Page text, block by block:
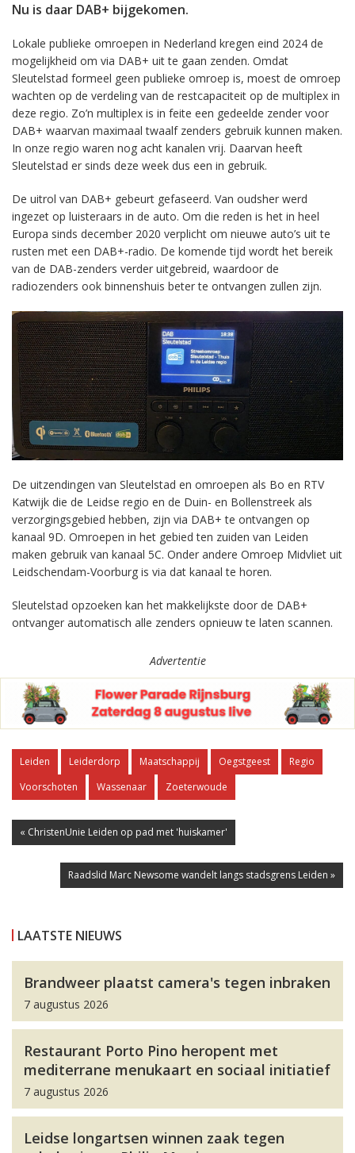
Nu is daar DAB+ bijgekomen.
Lokale publieke omroepen in Nederland kregen eind 2024 de
mogelijkheid om via DAB+ uit te gaan zenden. Omdat
Sleutelstad formeel geen publieke omroep is, moest de omroep
wachten op de verdeling van de restcapaciteit op de multiplex in
deze regio. Zo’n multiplex is in feite een gedeelde zender voor
DAB+ waarvan maximaal twaalf zenders gebruik kunnen maken.
In onze regio waren nog acht kanalen vrij. Daarvan heeft
Sleutelstad er sinds deze week dus een in gebruik.
De uitrol van DAB+ gebeurt gefaseerd. Van oudsher werd
ingezet op luisteraars in de auto. Om die reden is het in heel
Europa sinds december 2020 verplicht om nieuwe auto’s uit te
rusten met een DAB+-radio. De komende tijd wordt het bereik
van de DAB-zenders verder uitgebreid, waardoor de
radiozenders ook binnenshuis beter te ontvangen zullen zijn.
De uitzendingen van Sleutelstad en omroepen als Bo en RTV
Katwijk die de Leidse regio en de Duin- en Bollenstreek als
verzorgingsgebied hebben, zijn via DAB+ te ontvangen op
kanaal 9D. Omroepen in het gebied ten zuiden van Leiden
maken gebruik van kanaal 5C. Onder andere Omroep Midvliet uit
Leidschendam-Voorburg is via dat kanaal te horen.
Sleutelstad opzoeken kan het makkelijkste door de DAB+
ontvanger automatisch alle zenders opnieuw te laten scannen.
Advertentie
Leiden Leiderdorp Maatschappij Oegstgeest
Regio
Voorschoten
Wassenaar Zoeterwoude
« ChristenUnie Leiden op pad met 'huiskamer'
Raadslid Marc Newsome wandelt langs stadsgrens Leiden »
LAATSTE NIEUWS
Brandweer plaatst camera's tegen inbraken
7 augustus 2026
Restaurant Porto Pino heropent met
mediterrane menukaart en sociaal initiatief
7 augustus 2026
Leidse longartsen winnen zaak tegen